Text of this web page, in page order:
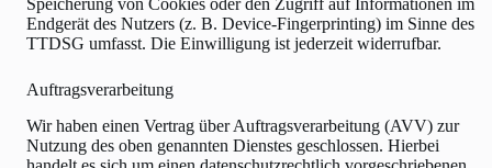
Speicherung von Cookies oder den Zugriff auf Informationen im
Endgerät des Nutzers (z. B. Device-Fingerprinting) im Sinne des
TTDSG umfasst. Die Einwilligung ist jederzeit widerrufbar.
Auftragsverarbeitung
Wir haben einen Vertrag über Auftragsverarbeitung (AVV) zur
Nutzung des oben genannten Dienstes geschlossen. Hierbei